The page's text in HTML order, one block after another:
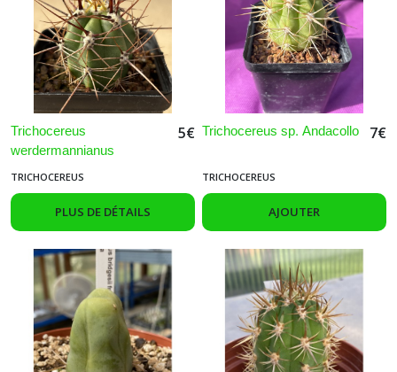
Trichocereus
werdermannianus
5€
TRICHOCEREUS
PLUS DE DÉTAILS
Trichocereus sp. Andacollo 7€
TRICHOCEREUS
AJOUTER